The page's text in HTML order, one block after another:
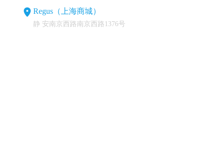
Regus（上海商城）
静 安南京西路南京西路1376号